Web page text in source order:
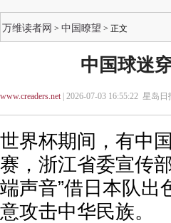
万维读者网 > 中国瞭望 > 正文
中国球迷
www.creaders.net| 2026-07-03 16:55:22 星岛日
世界杯期间，有中
赛，浙江省委宣传
端声音”借日本队出
意攻击中华民族。